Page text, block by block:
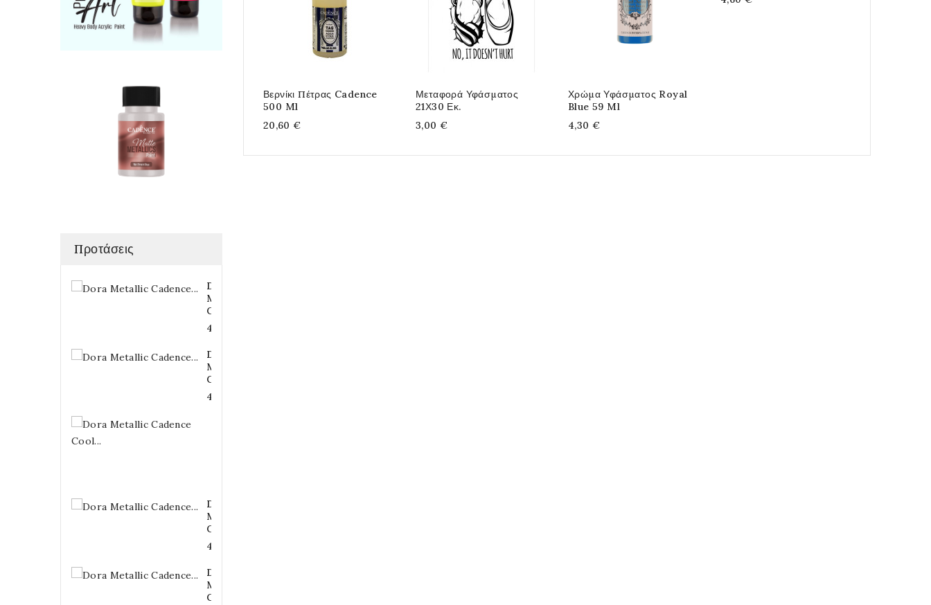
Προτάσεις
Dora
Metallic
Cadence...
4,20 €
Dora
Metallic
Cadence...
4,20 €
Dora
Metallic
Cadence...
4,20 €
Dora
Metallic
Cadence...
Βερνίκι Πέτρας Cadence
500 Ml
20,60 €
Μεταφορά Υφάσματος
21Χ30 Εκ.
3,00 €
Χρώμα Υφάσματος Royal
Blue 59 Ml
4,30 €